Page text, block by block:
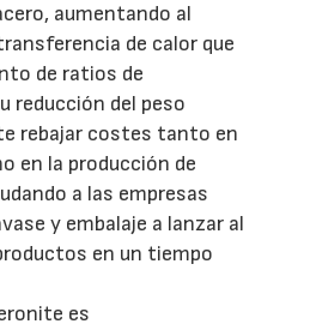
aumentando al
de calor que
de ratios de
reducción del peso
rebajar costes tanto en
en la producción de
a las empresas
y embalaje a lanzar al
en un tiempo
es